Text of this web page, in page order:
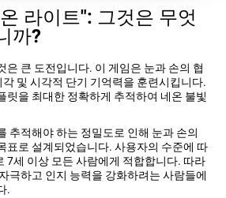
라이트": 그것은 무엇
까?
은 큰 도전입니다. 이 게임은 눈과 손의 협
각 및 시각적 단기 기억력을 훈련시킵니다.
릿을 최대한 정확하게 추적하여 네온 불빛
추적해야 하는 정밀도로 인해 눈과 손의
표로 설계되었습니다. 사용자의 수준에 따
7세 이상 모든 사람에게 적합합니다. 따라
극하고 인지 능력을 강화하려는 사람들에
.